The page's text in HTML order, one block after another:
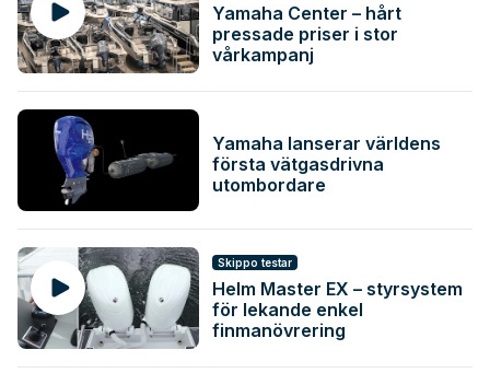
Yamaha Center – hårt
pressade priser i stor
vårkampanj
Yamaha lanserar världens
första vätgasdrivna
utombordare
Skippo testar
Helm Master EX – styrsystem
för lekande enkel
finmanövrering